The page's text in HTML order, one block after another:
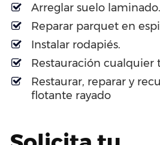
Arreglar suelo laminado.
Reparar parquet en
Instalar rodapiés.
Restauración
Restaurar, reparar y
flotante rayado